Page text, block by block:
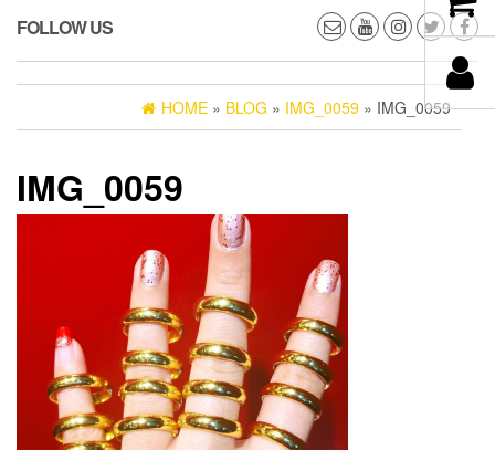
FOLLOW US
HOME » BLOG » IMG_0059 » IMG_0059
IMG_0059